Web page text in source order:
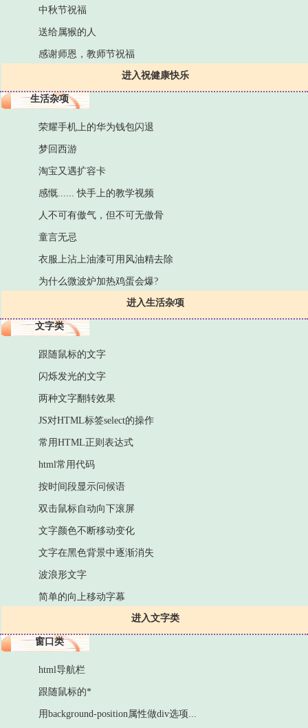
进入祝健康快乐
中秋节祝福
送给属猴的人
感谢师恩，教师节祝福
生活杂项
进入生活杂项
荣耀手机上的华为钱包闪退
梦回西游
淘宝又遇扩容卡
感慨...... 快手上的教学视频
人不可有傲气，但不可无傲骨
童言无忌
衣服上沾上油漆可用风油精去除
为什么微波炉加热鸡蛋会爆?
文字类
进入文字类
跟随鼠标的文字
闪烁发光的文字
两种文字翻转效果
JS对HTML标签select的操作
常用HTML正则表达式
html常用代码
按时间段显示问候语
双击鼠标自动向下滚屏
文字颜色不断移动变化
文字在黑色背景中逐渐消失
波浪形文字
简单的向上移动字幕
窗口类
html导航栏
跟随鼠标的*
用background-position属性做div选项...